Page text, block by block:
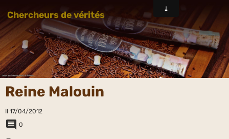
Chercheurs de vérités
Reine Malouin
Il 17/04/2012
0